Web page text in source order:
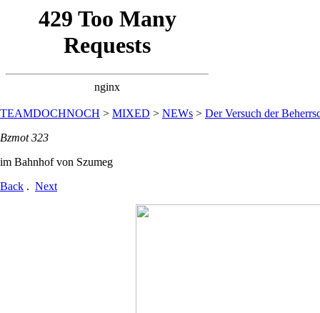
TEAMDOCHNOCH > MIXED > NEWs > Der Versuch der
Bzmot 323
im Bahnhof von Szumeg
Back . Next